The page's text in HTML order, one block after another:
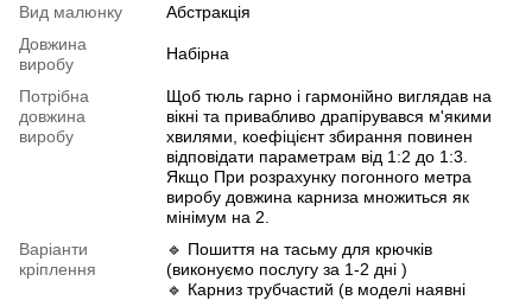
Вид малюнку
Абстракція
Довжина
виробу
Набірна
Потрібна
довжина
виробу
Щоб тюль гарно і гармонійно виглядав на
вікні та привабливо драпірувався м'якими
хвилями, коефіцієнт збирання повинен
відповідати параметрам від 1:2 до 1:3.
Якщо При розрахунку погонного метра
виробу довжина карниза множиться як
мінімум на 2.
Варіанти
кріплення
🔹 Пошиття на тасьму для крючків
(виконуємо послугу за 1-2 дні )
🔹 Карниз трубчастий (в моделі наявні